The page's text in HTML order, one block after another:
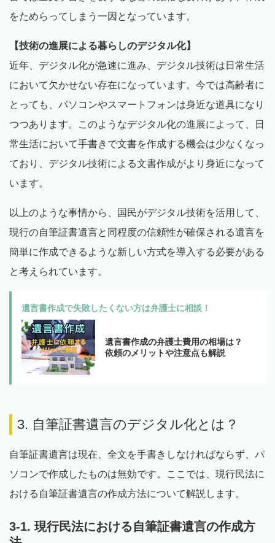
をためらってしまう一因となっています。
【技術の進展による暮らしのデジタル化】
近年、デジタル化が急速に進み、デジタル技術は日常生活
において欠かせない存在になっています。今では高齢者に
とっても、パソコンやスマートフォンは身近な道具になり
つつあります。このようなデジタル化の進展によって、日
常生活において手書きで文書を作成する機会は少なくなっ
ており、デジタル技術による文書作成がより身近になって
います。
以上のような事情から、国民がデジタル技術を活用して、
現行の自筆証書遺言と同程度の信頼性が確保される遺言を
簡単に作成できるような新しい方式を導入する必要がある
と考えられています。
遺言書作成で失敗したくない方は弁護士に相談！
遺言書作成の弁護士費用の相場は？
依頼のメリットや注意点も解説
3. 自筆証書遺言のデジタル化とは？
自筆証書遺言は現在、全文を手書きしなければならず、パ
ソコンで作成したものは無効です。ここでは、現行民法に
おける自筆証書遺言の作成方法について解説します。
3-1. 現行民法における自筆証書遺言の作成方